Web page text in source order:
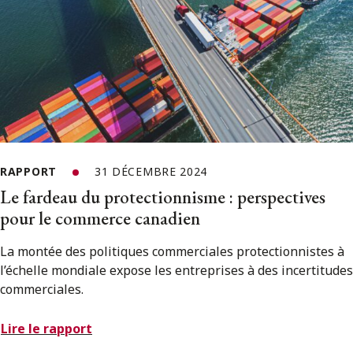
RAPPORT 31 DÉCEMBRE 2024
Le fardeau du protectionnisme : perspectives
pour le commerce canadien
La montée des politiques commerciales protectionnistes à
l’échelle mondiale expose les entreprises à des incertitudes
commerciales.
Lire le rapport